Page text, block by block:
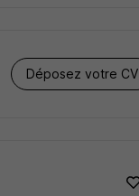
Déposez votre CV